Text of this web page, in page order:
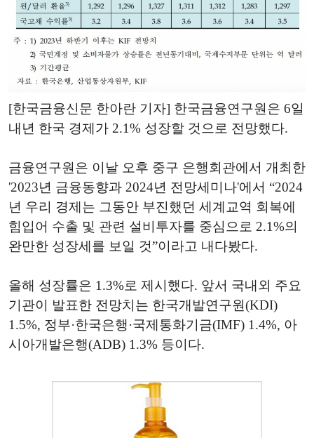
[한국금융신문 한아란 기자] 한국금융연구원은 6일
내년 한국 경제가 2.1% 성장할 것으로 전망했다.
금융연구원은 이날 오후 중구 은행회관에서 개최한
'2023년 금융동향과 2024년 전망세미나'에서 “2024
년 우리 경제는 그동안 부진했던 세계교역 회복에
힘입어 수출 및 관련 설비투자를 중심으로 2.1%의
완만한 성장세를 보일 것”이라고 내다봤다.
올해 성장률은 1.3%로 제시했다. 앞서 국내외 주요
기관이 발표한 전망치는 한국개발연구원(KDI)
1.5%, 정부·한국은행·국제통화기금(IMF) 1.4%, 아
시아개발은행(ADB) 1.3% 등이다.